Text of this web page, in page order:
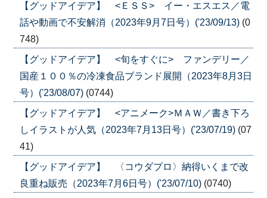
【グッドアイデア】 <ＥＳＳ> イー・エスエス／電
話や動画で不安解消（2023年9月7日号）('23/09/13) (0
748)
【グッドアイデア】 <旬をすぐに> ファンデリー／
国産１００％の冷凍食品ブランド展開（2023年8月3日
号）('23/08/07) (0744)
【グッドアイデア】 <アニメーク>ＭＡＷ／書き下ろ
しイラストが人気（2023年7月13日号）('23/07/19) (07
41)
【グッドアイデア】 〈コウダプロ〉納得いくまで改
良重ね販売（2023年7月6日号）('23/07/10) (0740)